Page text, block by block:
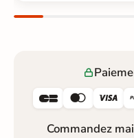
  
Commandez